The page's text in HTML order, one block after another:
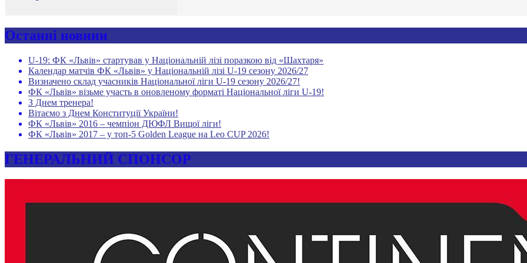
Останні новини
U-19: ФК «Львів» стартував у Національній лізі поразкою від «Шахтаря»
Календар матчів ФК «Львів» у Національній лізі U-19 сезону 2026/27
Визначено склад учасників Національної ліги U-19 сезону 2026/27!
ФК «Львів» візьме участь в оновленому форматі Національної ліги U-19!
З Днем тренера!
Вітаємо з Днем Конституції України!
ФК «Львів» 2016 – чемпіон ДЮФЛ Вищої ліги!
ФК «Львів» 2017 – у топ-5 Golden League на Leo CUP 2026!
ГЕНЕРАЛЬНИЙ СПОНСОР